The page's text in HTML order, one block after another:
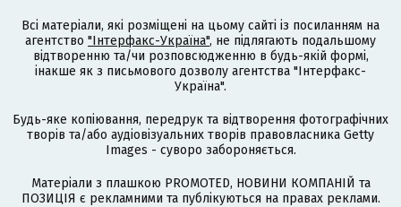
Всі матеріали, які розміщені на цьому сайті із посиланням на
агентство "Інтерфакс-Україна", не підлягають подальшому
відтворенню та/чи розповсюдженню в будь-якій формі,
інакше як з письмового дозволу агентства "Інтерфакс-
Україна".
Будь-яке копіювання, передрук та відтворення фотографічних
творів та/або аудіовізуальних творів правовласника Getty
Images - суворо забороняється.
Матеріали з плашкою PROMOTED, НОВИНИ КОМПАНІЙ та
ПОЗИЦІЯ є рекламними та публікуються на правах реклами.